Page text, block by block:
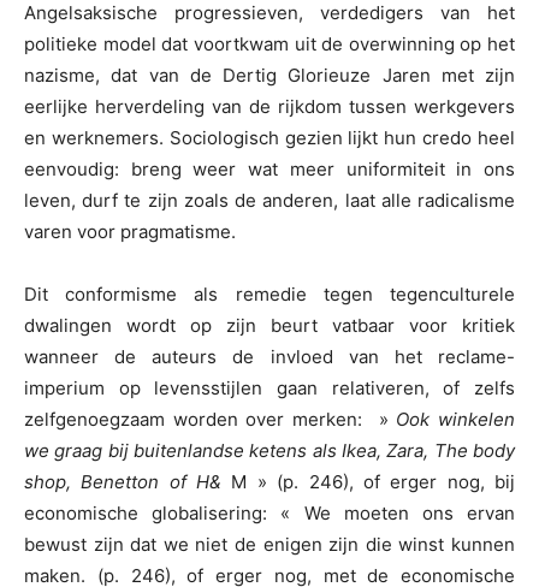
Angelsaksische progressieven, verdedigers van het
politieke model dat voortkwam uit de overwinning op het
nazisme, dat van de Dertig Glorieuze Jaren met zijn
eerlijke herverdeling van de rijkdom tussen werkgevers
en werknemers. Sociologisch gezien lijkt hun credo heel
eenvoudig: breng weer wat meer uniformiteit in ons
leven, durf te zijn zoals de anderen, laat alle radicalisme
varen voor pragmatisme.
Dit conformisme als remedie tegen tegenculturele
dwalingen wordt op zijn beurt vatbaar voor kritiek
wanneer de auteurs de invloed van het reclame-
imperium op levensstijlen gaan relativeren, of zelfs
zelfgenoegzaam worden over merken: » Ook winkelen
we graag bij buitenlandse ketens als Ikea, Zara, The body
shop, Benetton of H& M » (p. 246), of erger nog, bij
economische globalisering: « We moeten ons ervan
bewust zijn dat we niet de enigen zijn die winst kunnen
maken. (p. 246), of erger nog, met de economische